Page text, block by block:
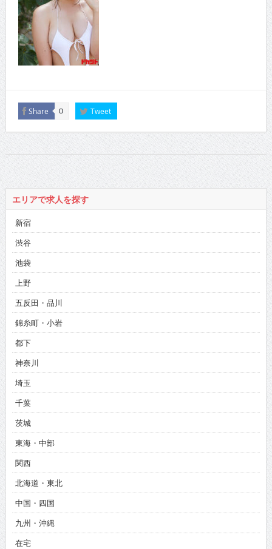
Share 0 Tweet
エリアで求人を探す
新宿
渋谷
池袋
上野
五反田・品川
錦糸町・小岩
都下
神奈川
埼玉
千葉
茨城
東海・中部
関西
北海道・東北
中国・四国
九州・沖縄
在宅